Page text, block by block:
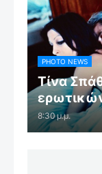
PHOTO NEWS
Τίνα
8:30 μ.μ.